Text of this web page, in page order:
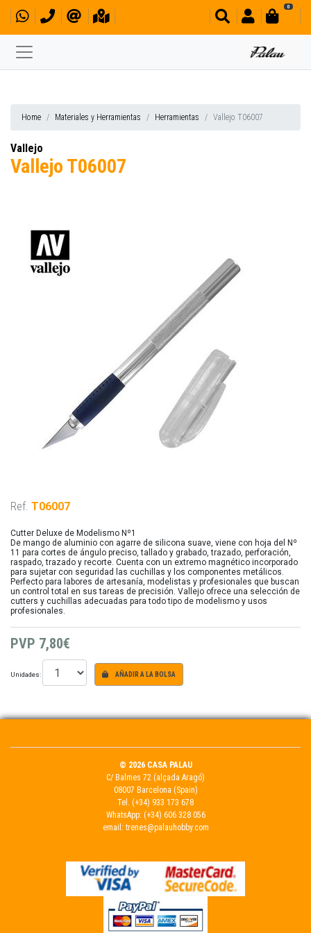
0
Home Materiales y Herramientas Herramientas Vallejo T06007
Vallejo
Vallejo T06007
Ref. T06007
Cutter Deluxe de Modelismo Nº1
De mango de aluminio con agarre de silicona suave, viene con hoja del Nº
11 para cortes de ángulo preciso, tallado y grabado, trazado, perforación,
raspado, trazado y recorte. Cuenta con un extremo magnético incorporado
para sujetar con seguridad las cuchillas y los componentes metálicos.
Perfecto para labores de artesanía, modelistas y profesionales que buscan
un control total en sus tareas de precisión. Vallejo ofrece una selección de
cutters y cuchillas adecuadas para todo tipo de modelismo y usos
profesionales.
PVP 7,80€
Unidades: AÑADIR A LA BOLSA
© 2026 CASA PALAU
C/ Balmes 72 (alçada Aragó)
08007 Barcelona (Spain)
Tel. (+34) 933 173 678
WhatsApp: (+34) 606 328 056
email: trenes@palauhobby.com